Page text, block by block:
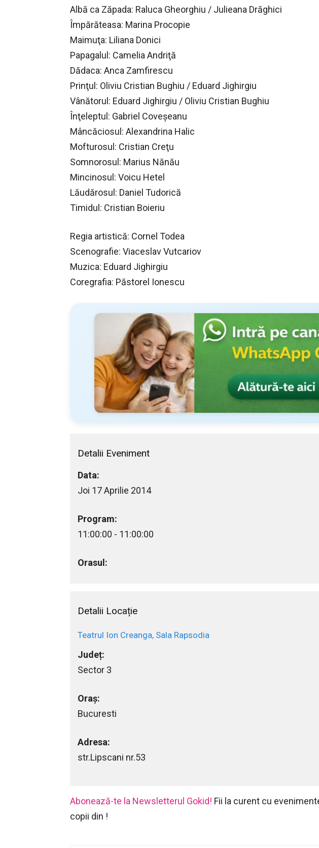
Albă ca Zăpada: Raluca Gheorghiu / Julieana Drăghici
Împărăteasa: Marina Procopie
Maimuţa: Liliana Donici
Papagalul: Camelia Andriţă
Dădaca: Anca Zamfirescu
Prinţul: Oliviu Cristian Bughiu / Eduard Jighirgiu
Vânătorul: Eduard Jighirgiu / Oliviu Cristian Bughiu
Înţeleptul: Gabriel Coveşeanu
Mâncăciosul: Alexandrina Halic
Mofturosul: Cristian Creţu
Somnorosul: Marius Nănău
Mincinosul: Voicu Hetel
Lăudărosul: Daniel Tudorică
Timidul: Cristian Boieriu
Regia artistică: Cornel Todea
Scenografie: Viaceslav Vutcariov
Muzica: Eduard Jighirgiu
Coregrafia: Păstorel Ionescu
Detalii Eveniment
Data:
Joi 17 Aprilie 2014
Program:
11:00:00 - 11:00:00
Orasul:
Detalii Locație
Teatrul Ion Creanga, Sala Rapsodia
Județ:
Sector 3
Oraș:
Bucuresti
Adresa:
str.Lipscani nr.53
Abonează-te la Newsletterul Gokid! Fii la curent cu
copii din !